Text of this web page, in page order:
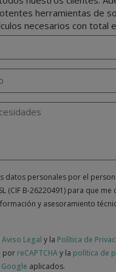
herramientas de
necesarios con total
datos personales por el
(CIF B-26220491) para que me
y asesoramiento
Aviso Legal y la Política de
por reCAPTCHAy la política de
aplicados.